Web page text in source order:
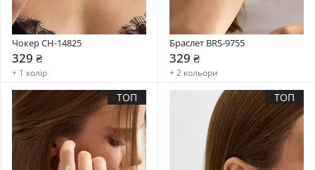
Чокер CH-14825
329 ₴
+ 1 колір
Браслет BRS-9755
329 ₴
+ 2 кольори
ТОП ТОП